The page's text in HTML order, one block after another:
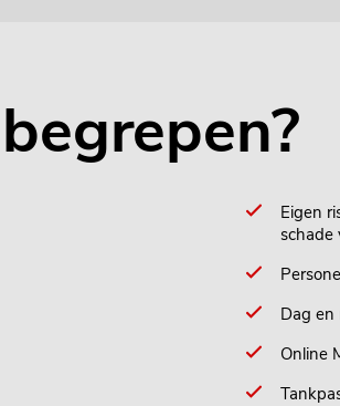
Eigen
schade
Dag en
Online